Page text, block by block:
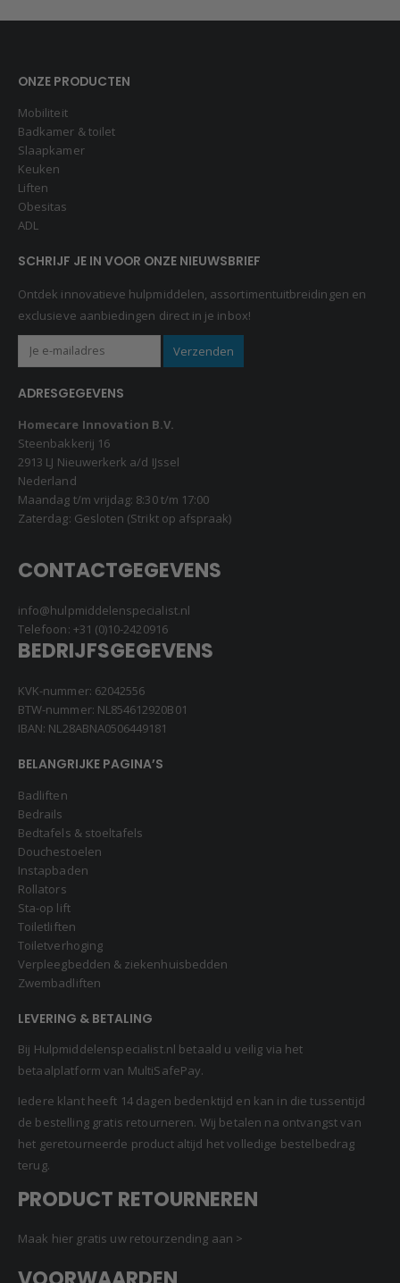
ONZE PRODUCTEN
Mobiliteit
Badkamer & toilet
Slaapkamer
Keuken
Liften
Obesitas
ADL
SCHRIJF JE IN VOOR ONZE NIEUWSBRIEF
Ontdek innovatieve hulpmiddelen, assortimentuitbreidingen en
exclusieve aanbiedingen direct in je inbox!
ADRESGEGEVENS
Homecare Innovation B.V.
Steenbakkerij 16
2913 LJ Nieuwerkerk a/d IJssel
Nederland
Maandag t/m vrijdag: 8:30 t/m 17:00
Zaterdag: Gesloten (Strikt op afspraak)
CONTACTGEGEVENS
info@hulpmiddelenspecialist.nl
Telefoon: +31 (0)10-2420916
BEDRIJFSGEGEVENS
KVK-nummer: 62042556
BTW-nummer: NL854612920B01
IBAN: NL28ABNA0506449181
BELANGRIJKE PAGINA’S
Badliften
Bedrails
Bedtafels & stoeltafels
Douchestoelen
Instapbaden
Rollators
Sta-op lift
Toiletliften
Toiletverhoging
Verpleegbedden & ziekenhuisbedden
Zwembadliften
LEVERING & BETALING
Bij Hulpmiddelenspecialist.nl betaald u veilig via het
betaalplatform van MultiSafePay.
Iedere klant heeft 14 dagen bedenktijd en kan in die tussentijd
de bestelling gratis retourneren. Wij betalen na ontvangst van
het geretourneerde product altijd het volledige bestelbedrag
terug.
PRODUCT RETOURNEREN
Maak hier gratis uw retourzending aan >